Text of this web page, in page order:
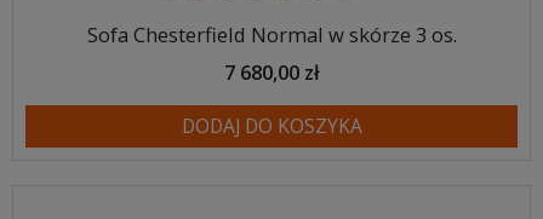
Sofa Chesterfield Normal w skórze 3 os.
7 680,00 zł
DODAJ DO KOSZYKA